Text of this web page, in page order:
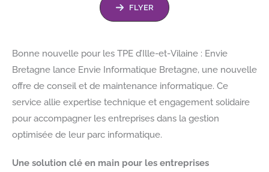
FLYER
Bonne nouvelle pour les TPE d’Ille-et-Vilaine : Envie
Bretagne lance Envie Informatique Bretagne, une nouvelle
offre de conseil et de maintenance informatique. Ce
service allie expertise technique et engagement solidaire
pour accompagner les entreprises dans la gestion
optimisée de leur parc informatique.
Une solution clé en main pour les entreprises